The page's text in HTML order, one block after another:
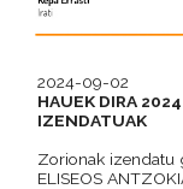
2024-09-02
HAUEK DIRA
IZENDATUAK
Zorionak izendatu
ELISEOS